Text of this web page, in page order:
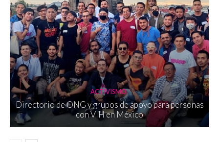
ACTIVISMO
Directorio de ONG y grupos de apoyo para personas
con VIH en México